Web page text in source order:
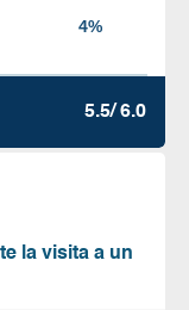
5.5/ 6.0
la visita a un